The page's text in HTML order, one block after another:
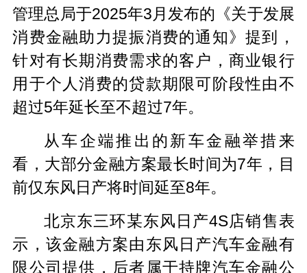
管理总局于2025年3月发布的《关于发展
消费金融助力提振消费的通知》提到，
针对有长期消费需求的客户，商业银行
用于个人消费的贷款期限可阶段性由不
超过5年延长至不超过7年。
从车企端推出的新车金融举措来
看，大部分金融方案最长时间为7年，目
前仅东风日产将时间延至8年。
北京东三环某东风日产4S店销售表
示，该金融方案由东风日产汽车金融有
限公司提供，后者属于持牌汽车金融公